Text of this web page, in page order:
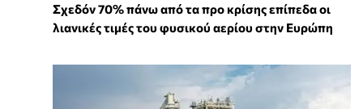
Σχεδόν 70% πάνω από τα προ κρίσης επίπεδα οι
λιανικές τιμές του φυσικού αερίου στην Ευρώπη